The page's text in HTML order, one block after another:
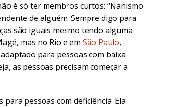
é só ter membros curtos: “Nanismo
de alguém. Sempre digo para
são iguais mesmo tendo alguma
mas no Rio e em São Paulo,
para pessoas com baixa
as pessoas precisam começar a
pessoas com deficiência. Ela